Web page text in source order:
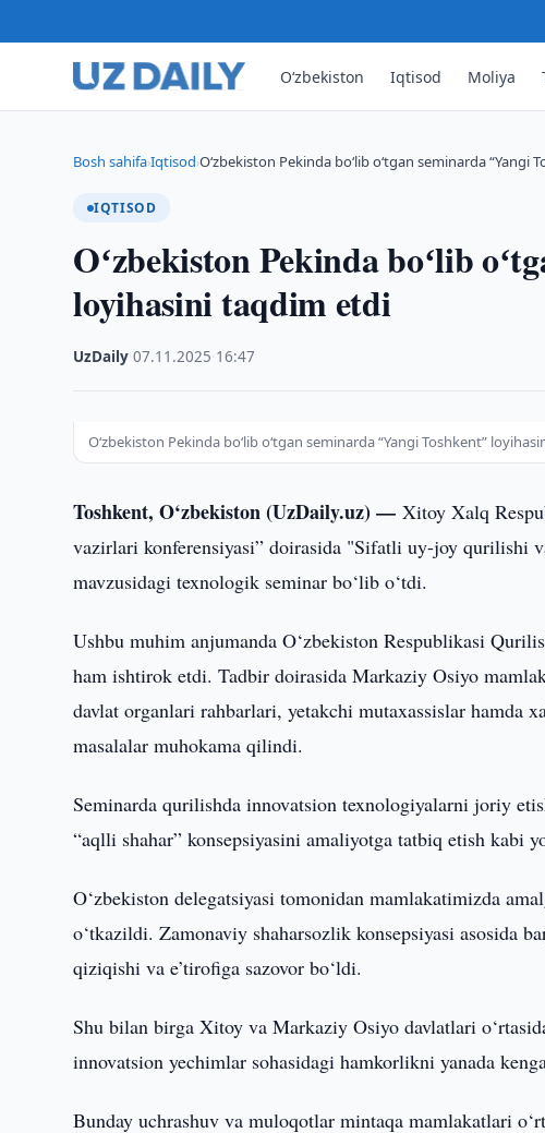
O‘zbekiston Iqtisod Moliya
Bosh sahifa›Iqtisod›Oʻzbekiston Pekinda boʻlib oʻtgan seminarda “Yangi
IQTISOD
Oʻzbekiston Pekinda boʻlib
loyihasini taqdim etdi
UzDaily ·07.11.2025 16:47
Oʻzbekiston Pekinda boʻlib oʻtgan seminarda “Yangi Toshkent”
Toshkent, O‘zbekiston (UzDaily.uz) —Xitoy Xalq
vazirlari konferensiyasi” doirasida "Sifatli uy-joy qurilishi
mavzusidagi texnologik seminar bo‘lib o‘tdi.
Ushbu muhim anjumanda O‘zbekiston Respublikasi
ham ishtirok etdi. Tadbir doirasida Markaziy Osiyo
davlat organlari rahbarlari, yetakchi mutaxassislar hamda
masalalar muhokama qilindi.
Seminarda qurilishda innovatsion texnologiyalarni joriy
“aqlli shahar” konsepsiyasini amaliyotga tatbiq etish kabi
O‘zbekiston delegatsiyasi tomonidan mamlakatimizda
o‘tkazildi. Zamonaviy shaharsozlik konsepsiyasi asosida
qiziqishi va e’tirofiga sazovor bo‘ldi.
Shu bilan birga Xitoy va Markaziy Osiyo davlatlari
innovatsion yechimlar sohasidagi hamkorlikni yanada
Bunday uchrashuv va muloqotlar mintaqa mamlakatlari